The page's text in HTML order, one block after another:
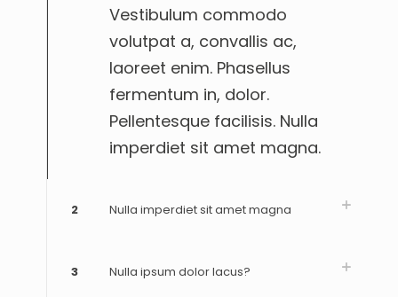
Vestibulum commodo
volutpat a, convallis ac,
laoreet enim. Phasellus
fermentum in, dolor.
Pellentesque facilisis. Nulla
imperdiet sit amet magna.
2 Nulla imperdiet sit amet magna
3 Nulla ipsum dolor lacus?